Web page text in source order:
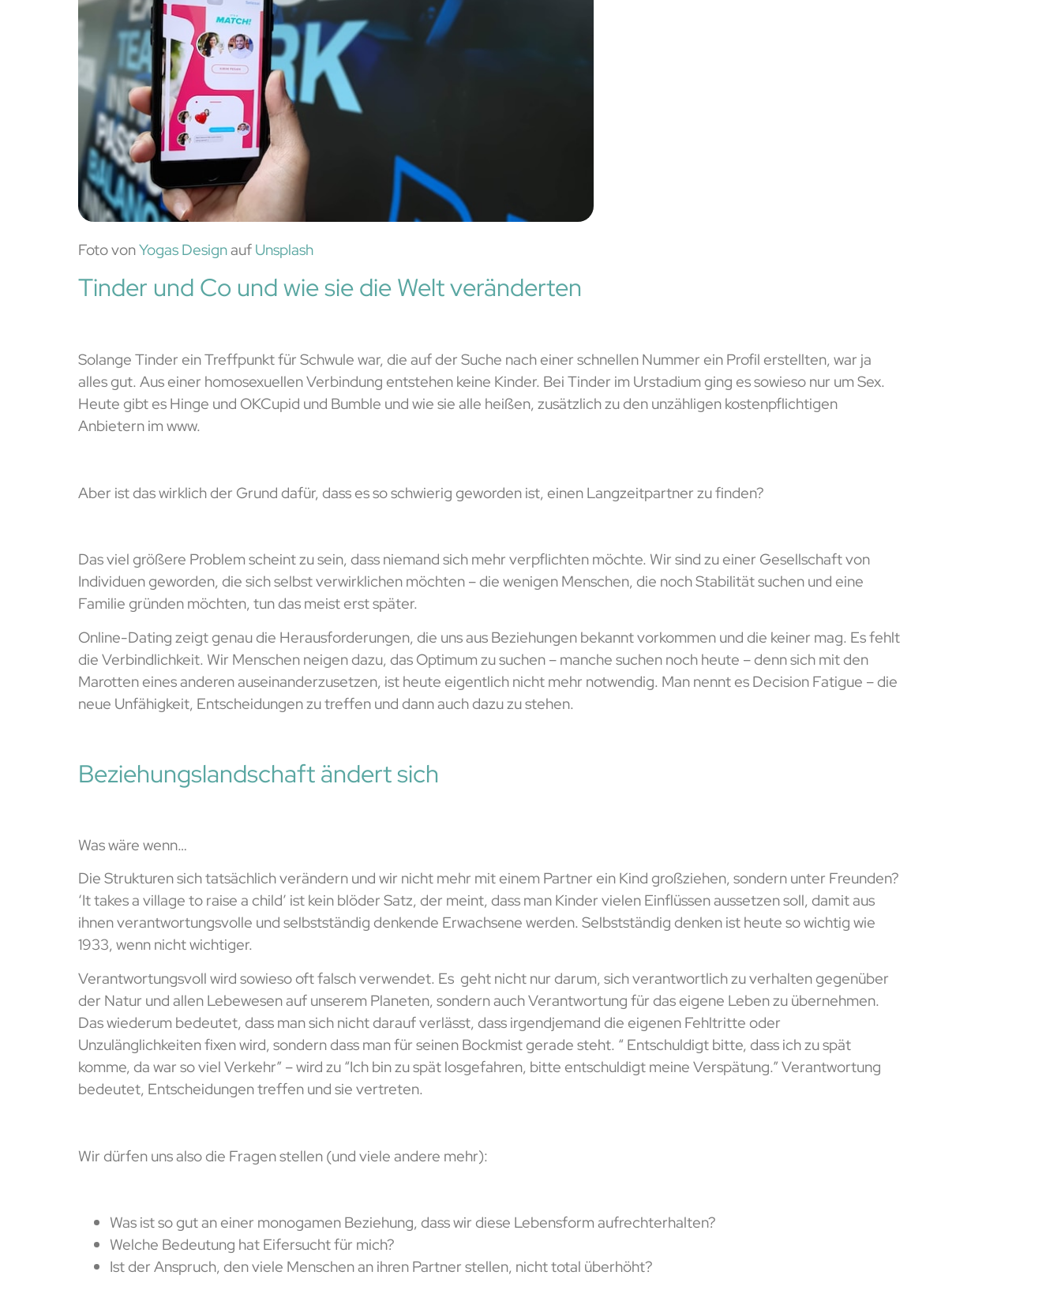
Foto vonYogas DesignaufUnsplash
Tinder und Co und wie sie die Welt veränderten
Solange Tinder ein Treffpunkt für Schwule war, die auf der Suche nach einer schnellen Nummer ein Profil erstellten, war ja
alles gut. Aus einer homosexuellen Verbindung entstehen keine Kinder. Bei Tinder im Urstadium ging es sowieso nur um Sex.
Heute gibt es Hinge und OKCupid und Bumble und wie sie alle heißen, zusätzlich zu den unzähligen kostenpflichtigen
Anbietern im www.
Aber ist das wirklich der Grund dafür, dass es so schwierig geworden ist, einen Langzeitpartner zu finden?
Das viel größere Problem scheint zu sein, dass niemand sich mehr verpflichten möchte. Wir sind zu einer Gesellschaft von
Individuen geworden, die sich selbst verwirklichen möchten – die wenigen Menschen, die noch Stabilität suchen und eine
Familie gründen möchten, tun das meist erst später.
Online-Dating zeigt genau die Herausforderungen, die uns aus Beziehungen bekannt vorkommen und die keiner mag. Es fehlt
die Verbindlichkeit. Wir Menschen neigen dazu, das Optimum zu suchen – manche suchen noch heute – denn sich mit den
Marotten eines anderen auseinanderzusetzen, ist heute eigentlich nicht mehr notwendig. Man nennt es Decision Fatigue – die
neue Unfähigkeit, Entscheidungen zu treffen und dann auch dazu zu stehen.
Beziehungslandschaft ändert sich
Was wäre wenn…
Die Strukturen sich tatsächlich verändern und wir nicht mehr mit einem Partner ein Kind großziehen, sondern unter Freunden?
‘It takes a village to raise a child’ ist kein blöder Satz, der meint, dass man Kinder vielen Einflüssen aussetzen soll, damit aus
ihnen verantwortungsvolle und selbstständig denkende Erwachsene werden. Selbstständig denken ist heute so wichtig wie
1933, wenn nicht wichtiger.
Verantwortungsvoll wird sowieso oft falsch verwendet. Es geht nicht nur darum, sich verantwortlich zu verhalten gegenüber
der Natur und allen Lebewesen auf unserem Planeten, sondern auch Verantwortung für das eigene Leben zu übernehmen.
Das wiederum bedeutet, dass man sich nicht darauf verlässt, dass irgendjemand die eigenen Fehltritte oder
Unzulänglichkeiten fixen wird, sondern dass man für seinen Bockmist gerade steht. “ Entschuldigt bitte, dass ich zu spät
komme, da war so viel Verkehr” – wird zu “Ich bin zu spät losgefahren, bitte entschuldigt meine Verspätung.” Verantwortung
bedeutet, Entscheidungen treffen und sie vertreten.
Wir dürfen uns also die Fragen stellen (und viele andere mehr):
Was ist so gut an einer monogamen Beziehung, dass wir diese Lebensform aufrechterhalten?
Welche Bedeutung hat Eifersucht für mich?
Ist der Anspruch, den viele Menschen an ihren Partner stellen, nicht total überhöht?